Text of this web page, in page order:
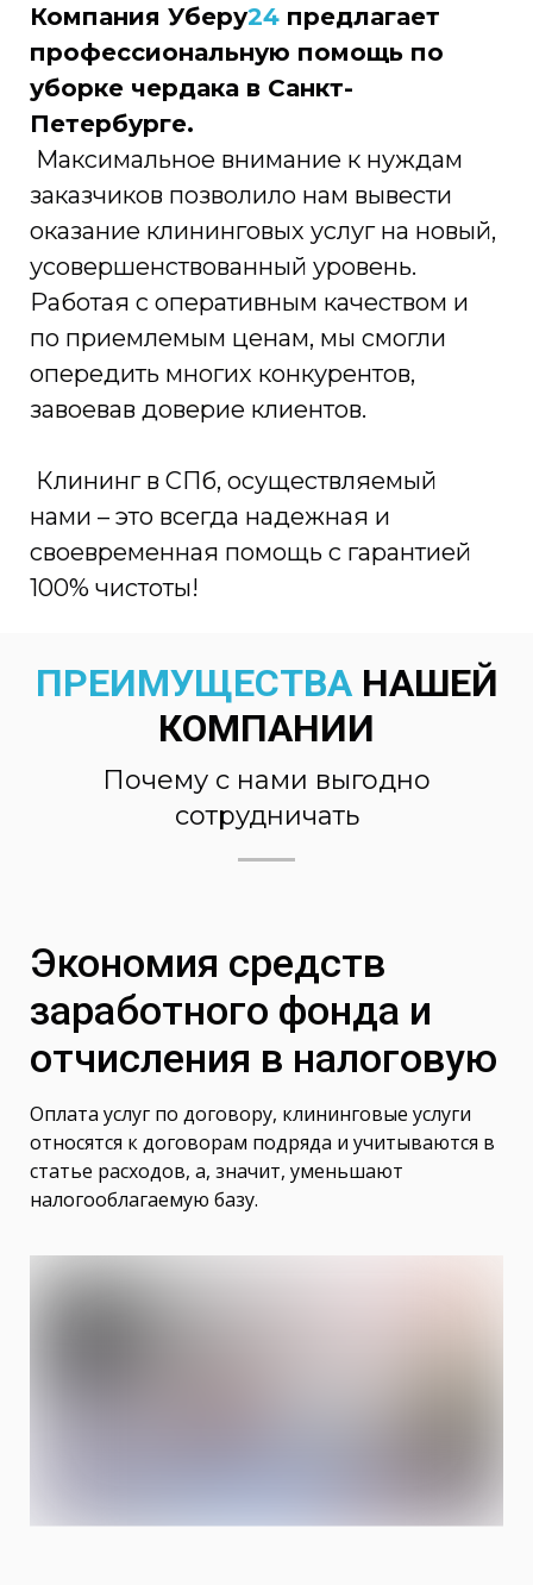
Компания Уберу24 предлагает
профессиональную помощь по
уборке чердака в Санкт-
Петербурге.
Максимальное внимание к нуждам
заказчиков позволило нам вывести
оказание клининговых услуг на новый,
усовершенствованный уровень.
Работая с оперативным качеством и
по приемлемым ценам, мы смогли
опередить многих конкурентов,
завоевав доверие клиентов.
Клининг в СПб, осуществляемый
нами – это всегда надежная и
своевременная помощь с гарантией
100% чистоты!
ПРЕИМУЩЕСТВА НАШЕЙ
КОМПАНИИ
Почему с нами выгодно
сотрудничать
Экономия средств
заработного фонда и
отчисления в налоговую
Оплата услуг по договору, клининговые услуги
относятся к договорам подряда и учитываются в
статье расходов, а, значит, уменьшают
налогооблагаемую базу.